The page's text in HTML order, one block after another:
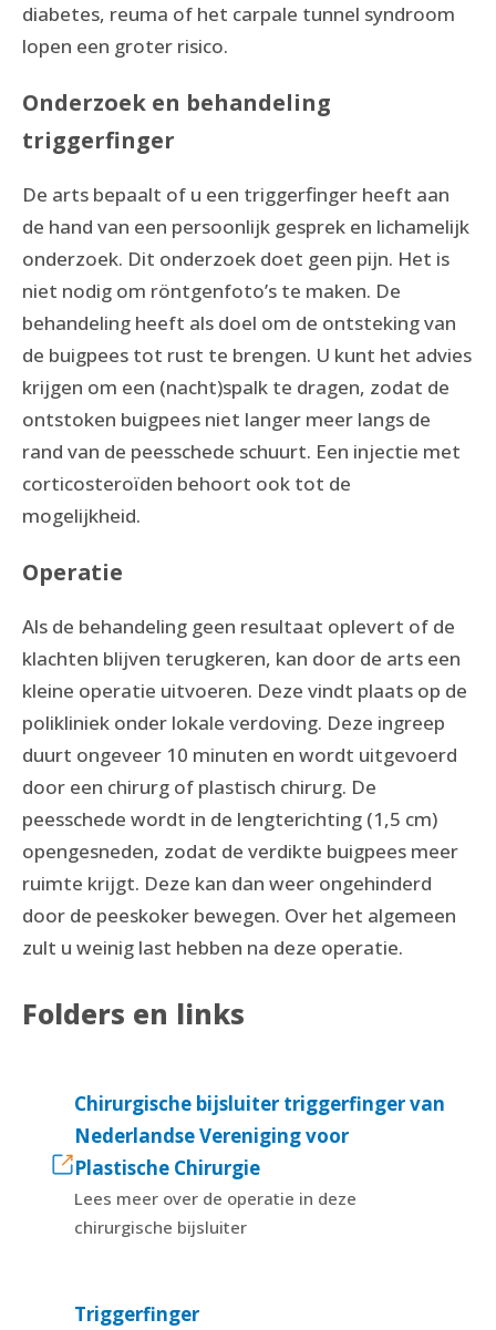
diabetes, reuma of het carpale tunnel syndroom
lopen een groter risico.
Onderzoek en behandeling
triggerfinger
De arts bepaalt of u een triggerfinger heeft aan
de hand van een persoonlijk gesprek en lichamelijk
onderzoek. Dit onderzoek doet geen pijn. Het is
niet nodig om röntgenfoto’s te maken. De
behandeling heeft als doel om de ontsteking van
de buigpees tot rust te brengen. U kunt het advies
krijgen om een (nacht)spalk te dragen, zodat de
ontstoken buigpees niet langer meer langs de
rand van de peesschede schuurt. Een injectie met
corticosteroïden behoort ook tot de
mogelijkheid.
Operatie
Als de behandeling geen resultaat oplevert of de
klachten blijven terugkeren, kan door de arts een
kleine operatie uitvoeren. Deze vindt plaats op de
polikliniek onder lokale verdoving. Deze ingreep
duurt ongeveer 10 minuten en wordt uitgevoerd
door een chirurg of plastisch chirurg. De
peesschede wordt in de lengterichting (1,5 cm)
opengesneden, zodat de verdikte buigpees meer
ruimte krijgt. Deze kan dan weer ongehinderd
door de peeskoker bewegen. Over het algemeen
zult u weinig last hebben na deze operatie.
Folders en links
Chirurgische bijsluiter triggerfinger van
Nederlandse Vereniging voor
Plastische Chirurgie
Lees meer over de operatie in deze
chirurgische bijsluiter
Triggerfinger